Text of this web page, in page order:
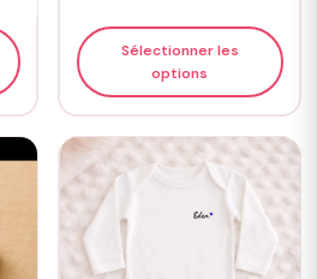
Sélectionner les
options